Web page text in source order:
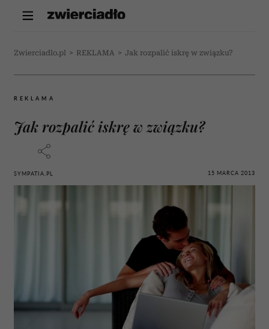
Zwierciadlo.pl > REKLAMA > Jak rozpalić iskrę w związku?
REKLAMA
Jak rozpalić iskrę w związku?
SYMPATIA.PL 15 MARCA 2013